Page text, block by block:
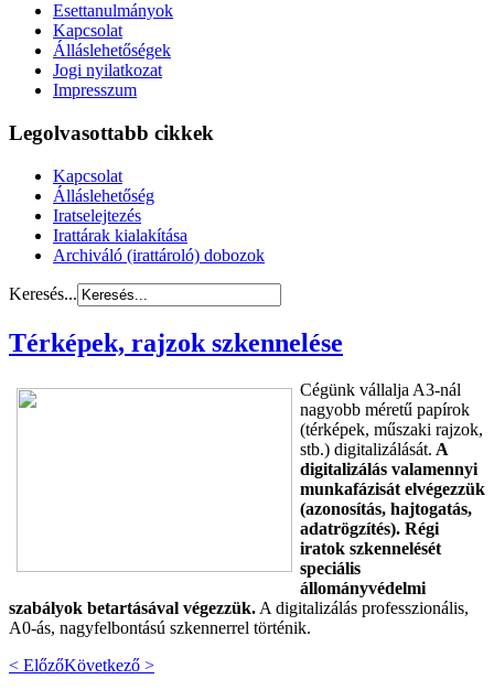
Esettanulmányok
Kapcsolat
Álláslehetőségek
Jogi nyilatkozat
Impresszum
Legolvasottabb cikkek
Kapcsolat
Álláslehetőség
Iratselejtezés
Irattárak kialakítása
Archiváló (irattároló) dobozok
Keresés...
Térképek, rajzok szkennelése
Cégünk vállalja A3-nál
nagyobb méretű papírok
(térképek, műszaki rajzok,
stb.) digitalizálását. A
digitalizálás valamennyi
munkafázisát elvégezzük
(azonosítás, hajtogatás,
adatrögzítés). Régi
iratok szkennelését
speciális
állományvédelmi
szabályok betartásával végezzük. A digitalizálás professzionális,
A0-ás, nagyfelbontású szkennerrel történik.
< ElőzőKövetkező >